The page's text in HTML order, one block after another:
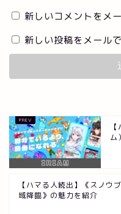
新しいコメントをメ
新しい投稿をメール
ム
【ハマる人続出】《スノウ
域降臨》の魅力を紹介